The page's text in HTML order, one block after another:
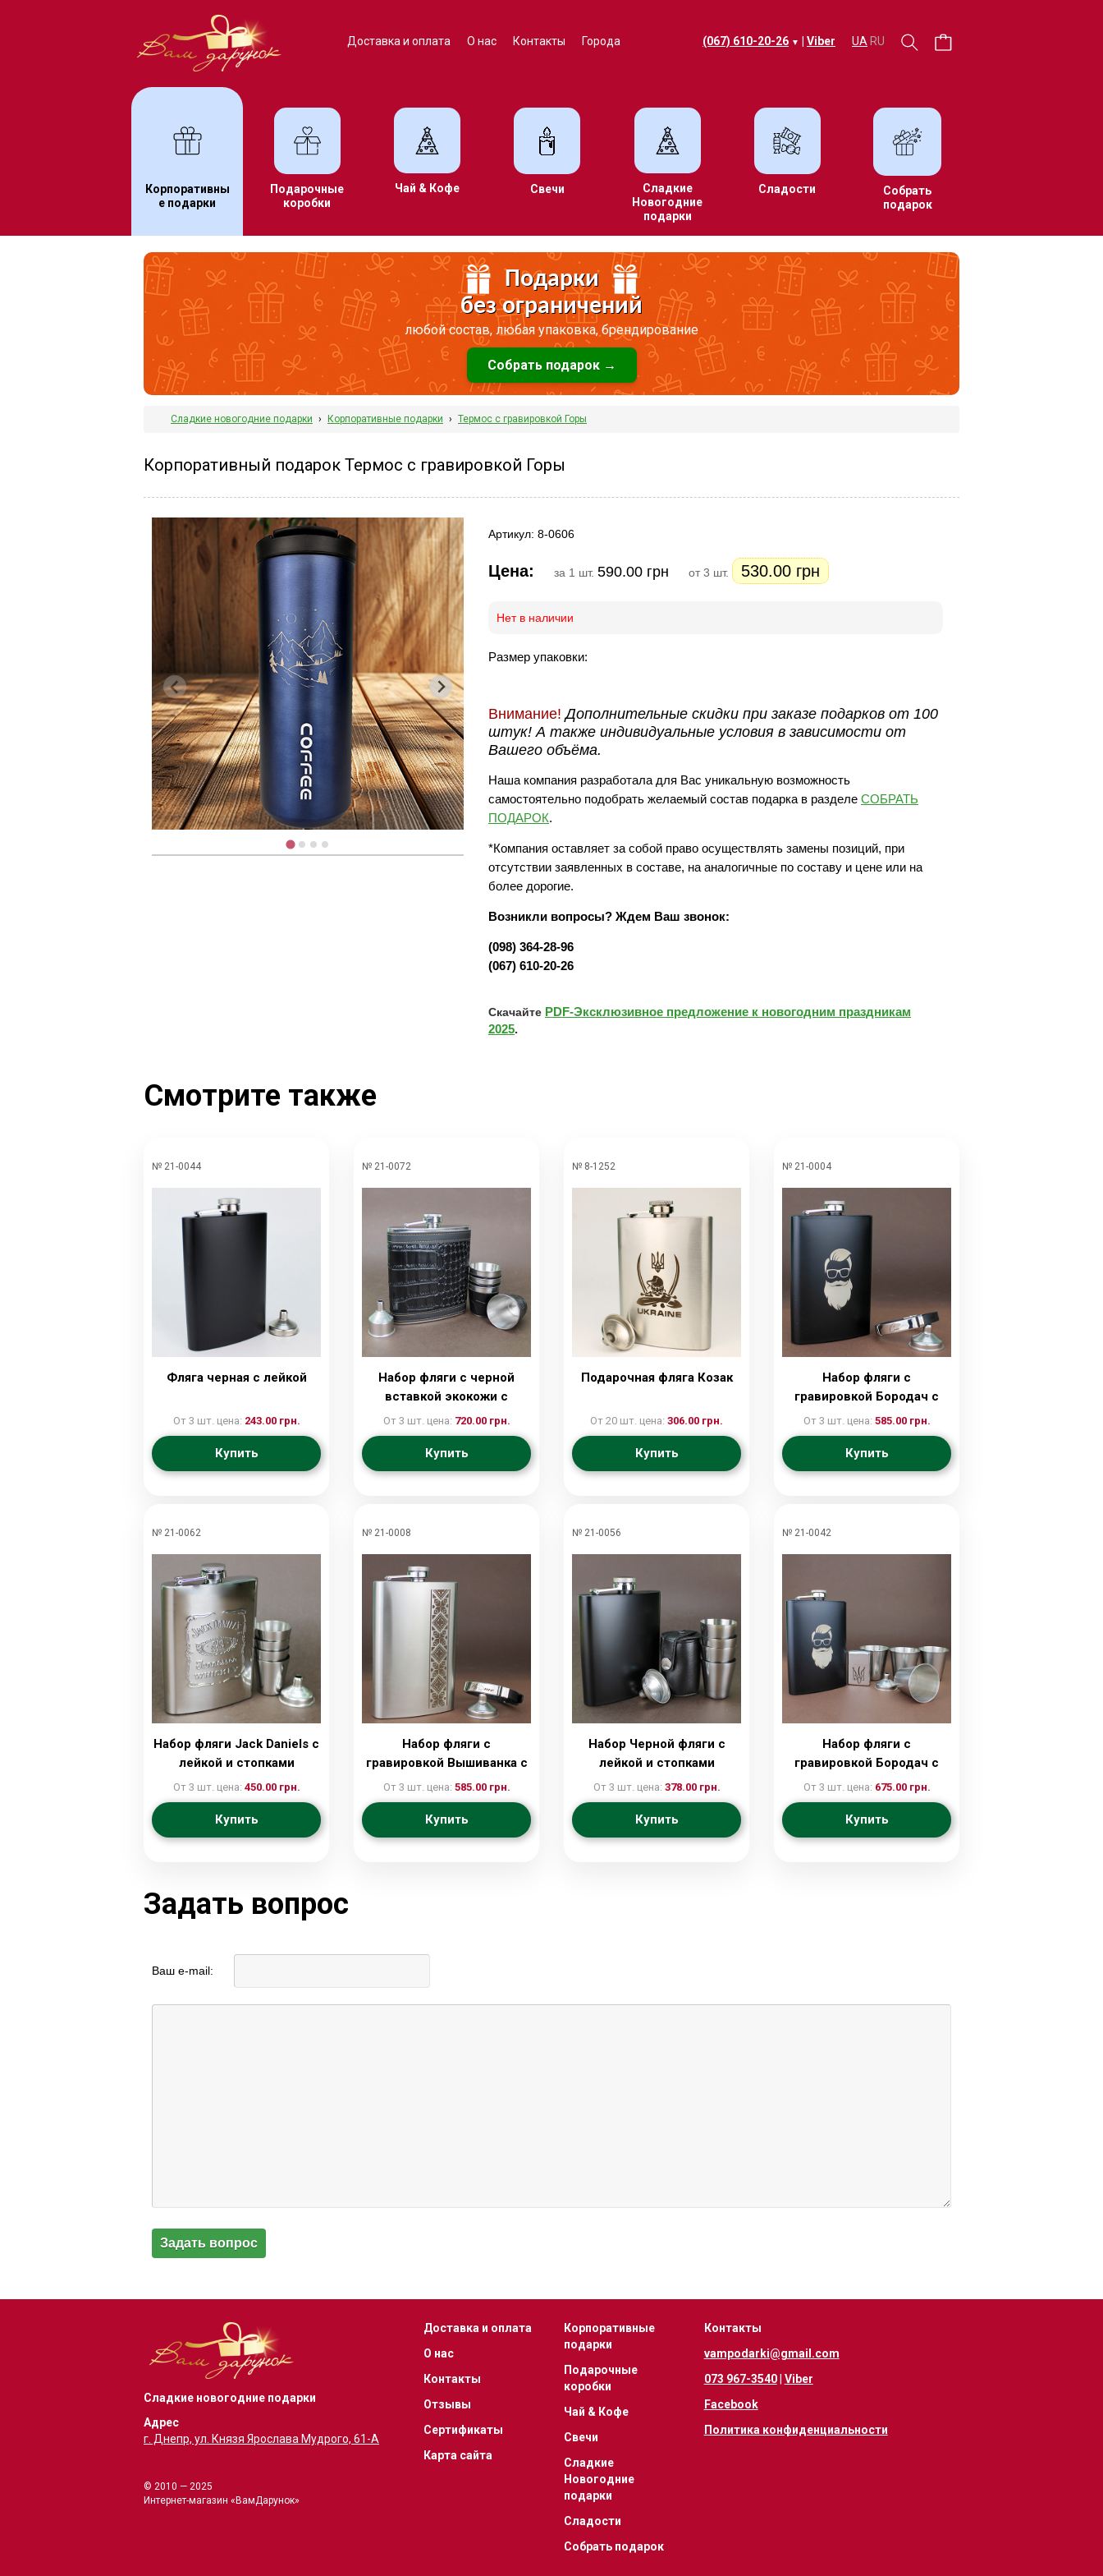
Доставка и оплата О нас Контакты Города (067) 610-20-26 ▼ Viber UA RU
Корпоративны
е подарки
Подарочные
коробки
Чай & Кофе Свечи
Сладкие
Новогодние
подарки
Сладости
Собрать
подарок
Подарки
без ограничений
любой состав, любая упаковка, брендирование
Собрать подарок →
Сладкие новогодние подарки › Корпоративные подарки › Термос с гравировкой Горы
Корпоративный подарок Термос с гравировкой Горы
Артикул: 8-0606
Цена: за 1 шт. 590.00 грн от 3 шт. 530.00 грн
Нет в наличии
Размер упаковки:
Внимание! Дополнительные скидки при заказе подарков от 100
штук! А также индивидуальные условия в зависимости от
Вашего объёма.
Наша компания разработала для Вас уникальную возможность
самостоятельно подобрать желаемый состав подарка в разделе СОБРАТЬ
ПОДАРОК.
*Компания оставляет за собой право осуществлять замены позиций, при
отсутствии заявленных в составе, на аналогичные по составу и цене или на
более дорогие.
Возникли вопросы? Ждем Ваш звонок:
(098) 364-28-96
(067) 610-20-26
Скачайте PDF-Эксклюзивное предложение к новогодним праздникам
2025.
Смотрите также
№ 21-0044
Фляга черная с лейкой
От 3 шт. цена: 243.00 грн.
Купить
№ 21-0072
Набор фляги с черной
вставкой экокожи с
лейкой и стопками
От 3 шт. цена: 720.00 грн.
Купить
№ 8-1252
Подарочная фляга Козак
От 20 шт. цена: 306.00 грн.
Купить
№ 21-0004
Набор фляги с
гравировкой Бородач с
лейкой и браслетом
От 3 шт. цена: 585.00 грн.
Купить
№ 21-0062
Набор фляги Jack Daniels с
лейкой и стопками
От 3 шт. цена: 450.00 грн.
Купить
№ 21-0008
Набор фляги с
гравировкой Вышиванка с
лейкой и браслетом
От 3 шт. цена: 585.00 грн.
Купить
№ 21-0056
Набор Черной фляги с
лейкой и стопками
От 3 шт. цена: 378.00 грн.
Купить
№ 21-0042
Набор фляги с
гравировкой Бородач с
лейкой, зажигалкой и
стопками
От 3 шт. цена: 675.00 грн.
Купить
Задать вопрос
Ваш e-mail:
Сладкие новогодние подарки
Адрес
г. Днепр, ул. Князя Ярослава Мудрого, 61-А
© 2010 — 2025
Интернет-магазин «ВамДарунок»
Доставка и оплата
О нас
Контакты
Отзывы
Сертификаты
Карта сайта
Корпоративные
подарки
Подарочные
коробки
Чай & Кофе
Свечи
Сладкие
Новогодние
подарки
Сладости
Собрать подарок
Контакты
vampodarki@gmail.com
073 967-3540| Viber
Facebook
Политика конфиденциальности